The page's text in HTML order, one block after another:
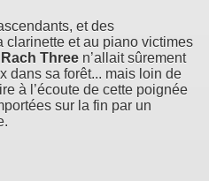
et des
clarinette et au piano victimes
Rach Three n’allait sûrement
dans sa forêt... mais loin de
à l’écoute de cette poignée
sur la fin par un